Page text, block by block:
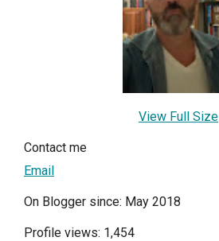
View Full Size
Contact me
Email
On Blogger since: May 2018
Profile views: 1,454